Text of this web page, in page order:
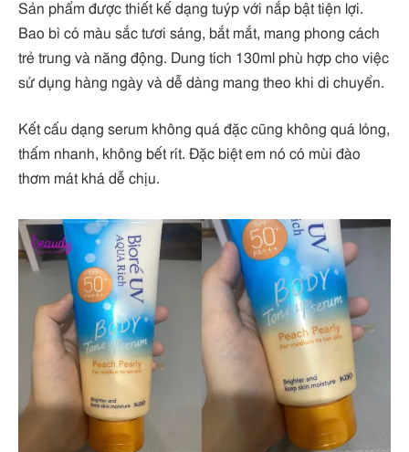
Sản phẩm được thiết kế dạng tuýp với nắp bật tiện lợi.
Bao bì có màu sắc tươi sáng, bắt mắt, mang phong cách
trẻ trung và năng động. Dung tích 130ml phù hợp cho việc
sử dụng hàng ngày và dễ dàng mang theo khi di chuyển.
Kết cấu dạng serum không quá đặc cũng không quá lỏng,
thấm nhanh, không bết rít. Đặc biệt em nó có mùi đào
thơm mát khá dễ chịu.